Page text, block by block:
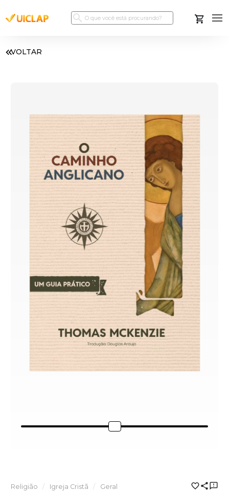
VOLTAR
Religião Igreja Cristã Geral